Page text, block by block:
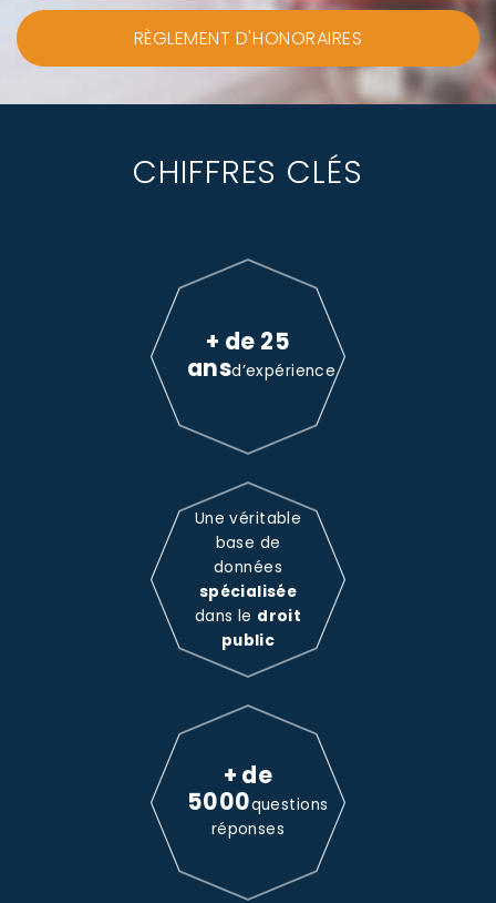
RÈGLEMENT D'HONORAIRES
CHIFFRES CLÉS
+ de 25
ansd’expérience
Une véritable
base de
données
spécialisée
dans le droit
public
+ de
5000questions
réponses